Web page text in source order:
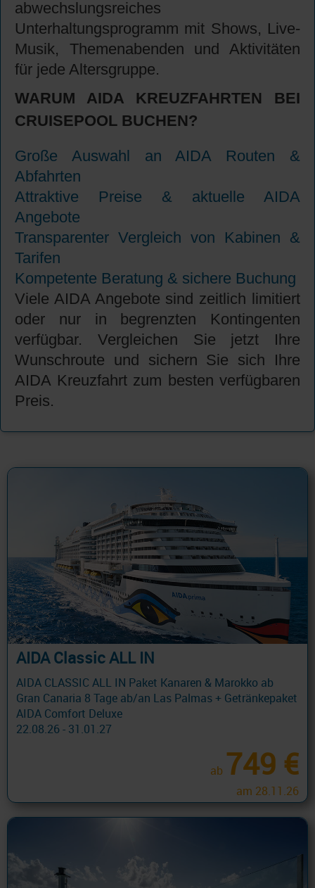
abwechslungsreiches
Unterhaltungsprogramm mit Shows, Live-
Musik, Themenabenden und Aktivitäten
für jede Altersgruppe.
WARUM AIDA KREUZFAHRTEN BEI
CRUISEPOOL BUCHEN?
Große Auswahl an AIDA Routen &
Abfahrten
Attraktive Preise & aktuelle AIDA
Angebote
Transparenter Vergleich von Kabinen &
Tarifen
Kompetente Beratung & sichere Buchung
Viele AIDA Angebote sind zeitlich limitiert
oder nur in begrenzten Kontingenten
verfügbar. Vergleichen Sie jetzt Ihre
Wunschroute und sichern Sie sich Ihre
AIDA Kreuzfahrt zum besten verfügbaren
Preis.
AIDA Classic ALL IN
AIDA CLASSIC ALL IN Paket Kanaren & Marokko ab
Gran Canaria 8 Tage ab/an Las Palmas + Getränkepaket
AIDA Comfort Deluxe
22.08.26 - 31.01.27
ab 749 €
am 28.11.26